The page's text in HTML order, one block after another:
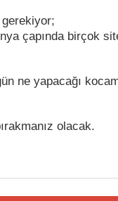
çapında birçok
ne yapacağı
olacak.